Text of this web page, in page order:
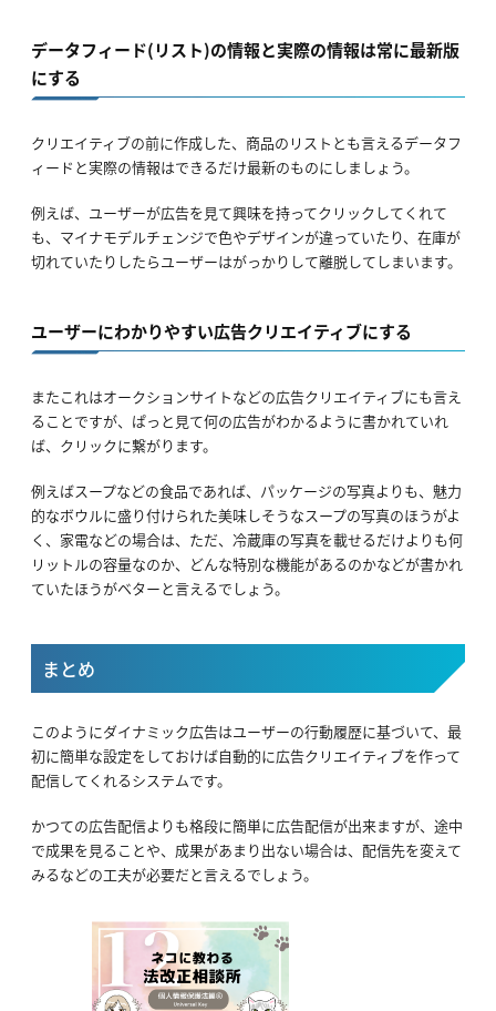
データフィード(リスト)の情報と実際の情報は常に最新版
にする
クリエイティブの前に作成した、商品のリストとも言えるデータフ
ィードと実際の情報はできるだけ最新のものにしましょう。
例えば、ユーザーが広告を見て興味を持ってクリックしてくれて
も、マイナモデルチェンジで色やデザインが違っていたり、在庫が
切れていたりしたらユーザーはがっかりして離脱してしまいます。
ユーザーにわかりやすい広告クリエイティブにする
またこれはオークションサイトなどの広告クリエイティブにも言え
ることですが、ぱっと見て何の広告がわかるように書かれていれ
ば、クリックに繋がります。
例えばスープなどの食品であれば、パッケージの写真よりも、魅力
的なボウルに盛り付けられた美味しそうなスープの写真のほうがよ
く、家電などの場合は、ただ、冷蔵庫の写真を載せるだけよりも何
リットルの容量なのか、どんな特別な機能があるのかなどが書かれ
ていたほうがベターと言えるでしょう。
まとめ
このようにダイナミック広告はユーザーの行動履歴に基づいて、最
初に簡単な設定をしておけば自動的に広告クリエイティブを作って
配信してくれるシステムです。
かつての広告配信よりも格段に簡単に広告配信が出来ますが、途中
で成果を見ることや、成果があまり出ない場合は、配信先を変えて
みるなどの工夫が必要だと言えるでしょう。